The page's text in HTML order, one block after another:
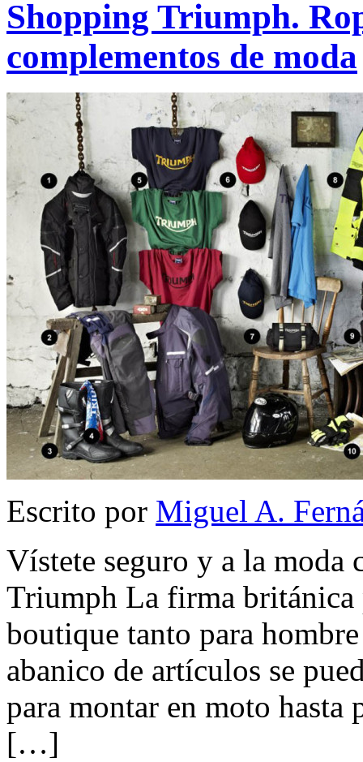
Shopping Triumph.
complementos de moda
Escrito por Miguel A.
Vístete seguro y a la moda
Triumph La firma británica
boutique tanto para
abanico de artículos se
para montar en moto hasta
[…]